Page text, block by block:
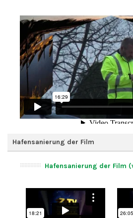
Hafensanierung der Film
Hafensanierung der Film